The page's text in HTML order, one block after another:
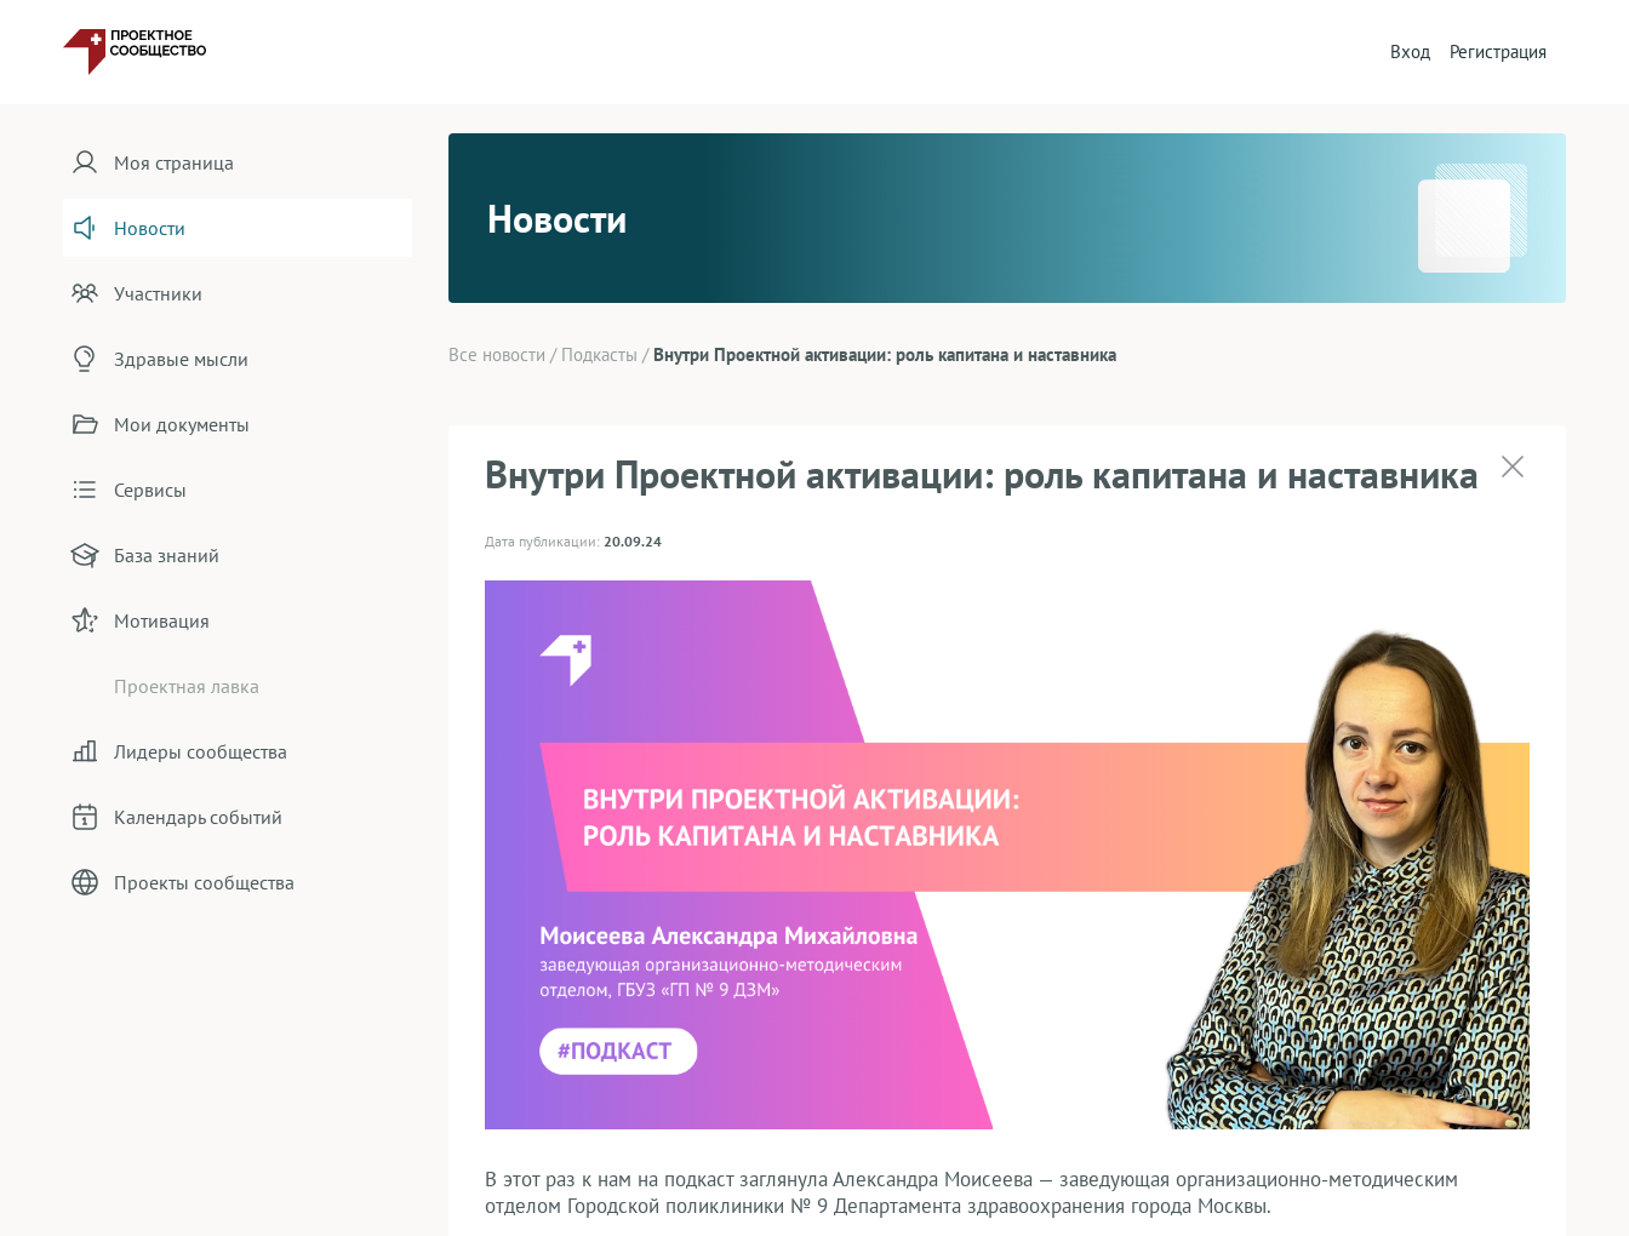
Вход Регистрация
Моя страница
Новости
Участники
Здравые мысли
Мои документы
Сервисы
База знаний
Мотивация
Проектная лавка
Лидеры сообщества
Календарь событий
Проекты сообщества
Новости
Все новости / Подкасты / Внутри Проектной активации: роль капитана и наставника
Внутри Проектной активации: роль капитана и наставника
Дата публикации: 20.09.24
В этот раз к нам на подкаст заглянула Александра Моисеева — заведующая организационно-методическим
отделом Городской поликлиники № 9 Департамента здравоохранения города Москвы.